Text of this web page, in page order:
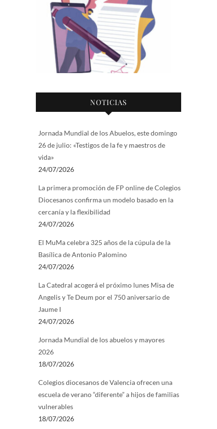
NOTICIAS
Jornada Mundial de los Abuelos, este domingo
26 de julio: «Testigos de la fe y maestros de
vida»
24/07/2026
La primera promoción de FP online de Colegios
Diocesanos confirma un modelo basado en la
cercanía y la flexibilidad
24/07/2026
El MuMa celebra 325 años de la cúpula de la
Basílica de Antonio Palomino
24/07/2026
La Catedral acogerá el próximo lunes Misa de
Angelis y Te Deum por el 750 aniversario de
Jaume I
24/07/2026
Jornada Mundial de los abuelos y mayores
2026
18/07/2026
Colegios diocesanos de Valencia ofrecen una
escuela de verano “diferente” a hijos de familias
vulnerables
18/07/2026